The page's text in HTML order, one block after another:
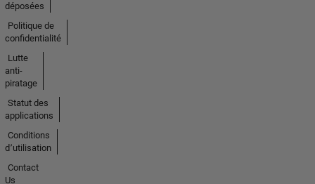
déposées
Politique de
confidentialité
Lutte
anti-
piratage
Statut des
applications
Conditions
d՚utilisation
Contact
Us